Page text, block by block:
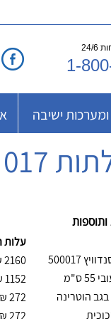
6
1-
ישיבה
עלות
500017
2160
ס"מ
1152
הוטרינה
272
₪
272
₪